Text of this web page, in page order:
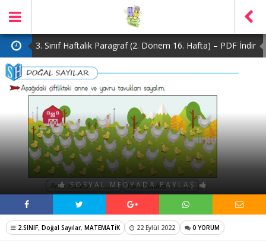
3. Sınıf Haftalık Paragraf (2. Dönem 16. Hafta) – PDF İndir
2. Sınıf Haftalık Paragraf (2. Dönem 16. Hafta) – PDF İndir
1. Sınıf Haftalık Paragraf (2. Dönem 16. Hafta) – PDF İndir
3. Sınıf Haftalık Paragraf (2. Dönem 15. Hafta) – PDF İndir
4. Sınıf Haftalık Paragraf (2. Dönem 16. Hafta) – PDF İndir
SOSYAL MEDYADA PAYLAŞ
2.SINIF, Doğal Sayılar, MATEMATİK 22 Eylül 2022 0 YORUM